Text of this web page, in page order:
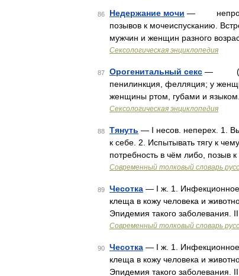
86 Недержание мочи —
позывов к мочеиспусканию.
мужчин и женщин разного
Сексологическая энциклопедия
87 Орогенитальный секс —
пенилинкция, фелляция; у
женщины ртом, губами и
Сексологическая энциклопедия
88 Тянуть — I несов. неперех. 1.
к себе. 2. Испытывать тягу к
потребность в чём либо, позыв
Современный толковый словарь
89 Чесотка — I ж. 1. Инфекционное
клеща в кожу человека и
Эпидемия такого заболевания.
Современный толковый словарь
90 Чесотка — I ж. 1. Инфекционное
клеща в кожу человека и
Эпидемия такого заболевания.